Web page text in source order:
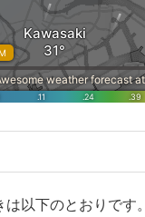
以下のとおりです。